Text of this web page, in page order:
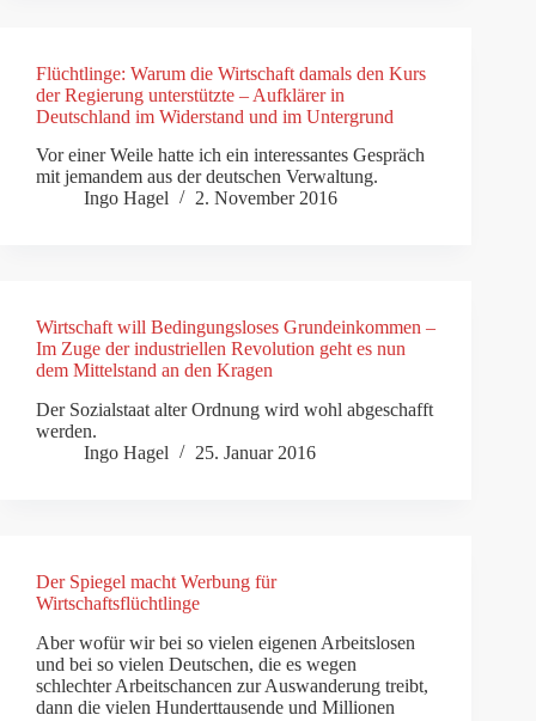
Flüchtlinge: Warum die Wirtschaft damals den Kurs
der Regierung unterstützte – Aufklärer in
Deutschland im Widerstand und im Untergrund
Vor einer Weile hatte ich ein interessantes Gespräch
mit jemandem aus der deutschen Verwaltung.
Ingo Hagel
2. November 2016
Wirtschaft will Bedingungsloses Grundeinkommen –
Im Zuge der industriellen Revolution geht es nun
dem Mittelstand an den Kragen
Der Sozialstaat alter Ordnung wird wohl abgeschafft
werden.
Ingo Hagel
25. Januar 2016
Der Spiegel macht Werbung für
Wirtschaftsflüchtlinge
Aber wofür wir bei so vielen eigenen Arbeitslosen
und bei so vielen Deutschen, die es wegen
schlechter Arbeitschancen zur Auswanderung treibt,
dann die vielen Hunderttausende und Millionen